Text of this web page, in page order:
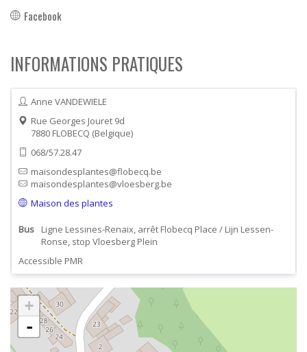
Facebook
INFORMATIONS PRATIQUES
Anne VANDEWIELE
Rue Georges Jouret 9d
7880 FLOBECQ Belgique
068/57.28.47
maisondesplantes@flobecq.be
maisondesplantes@vloesberg.be
Maison des plantes
Bus
Ligne Lessines-Renaix, arrêt Flobecq Place / Lijn Lessen-
Ronse, stop Vloesberg Plein
Accessible PMR
+
-